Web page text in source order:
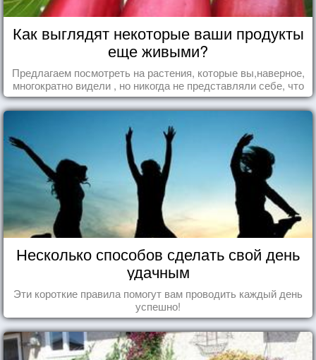
Как выглядят некоторые ваши продукты
еще живыми?
Предлагаем посмотреть на растения, которые вы,наверное,
многократно видели , но никогда не представляли себе, что
употребляете их в пищу.
Несколько способов сделать свой день
удачным
Эти короткие правила помогут вам проводить каждый день
успешно!